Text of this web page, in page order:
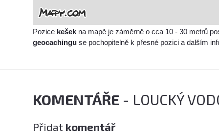
Pozice kešek na mapě je záměrně o cca 10 - 30 metrů
geocachingu se pochopitelně k přesné pozici a dalším
KOMENTÁŘE - LOUCKÝ
Přidat komentář